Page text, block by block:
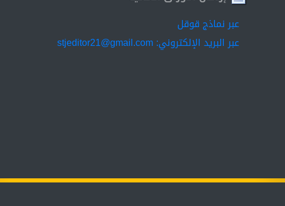
عبر نماذج قوقل
عبر البريد الإلكتروني: stjeditor21@gmail.com